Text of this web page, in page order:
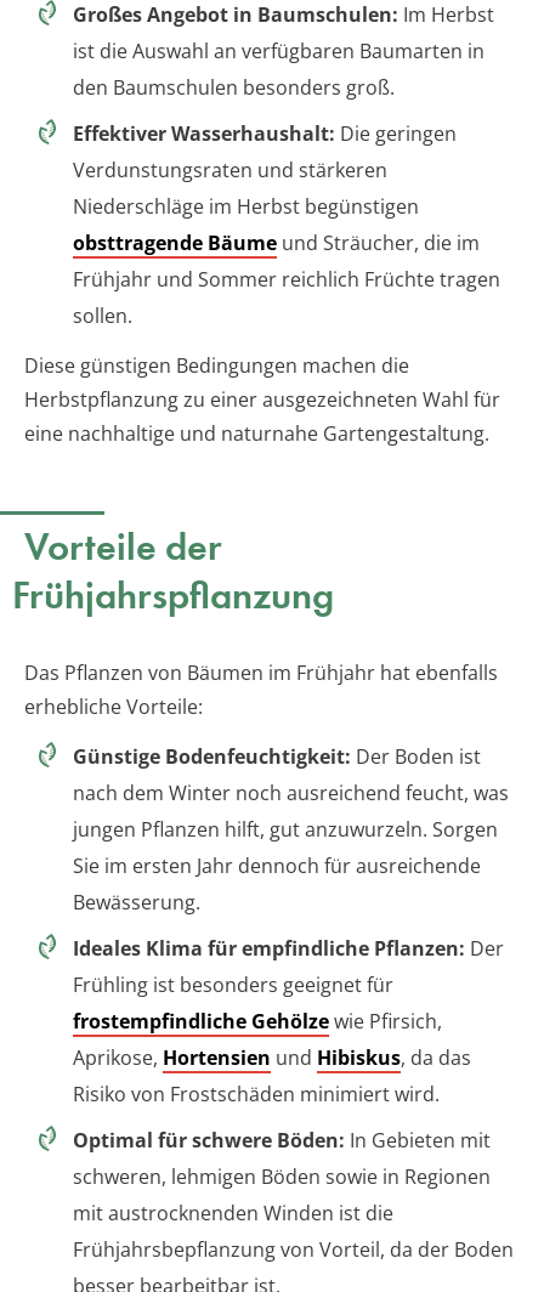
Großes Angebot in Baumschulen: Im Herbst
ist die Auswahl an verfügbaren Baumarten in
den Baumschulen besonders groß.
Effektiver Wasserhaushalt: Die geringen
Verdunstungsraten und stärkeren
Niederschläge im Herbst begünstigen
obsttragende Bäume und Sträucher, die im
Frühjahr und Sommer reichlich Früchte tragen
sollen.
Diese günstigen Bedingungen machen die
Herbstpflanzung zu einer ausgezeichneten Wahl für
eine nachhaltige und naturnahe Gartengestaltung.
Vorteile der
Frühjahrspflanzung
Das Pflanzen von Bäumen im Frühjahr hat ebenfalls
erhebliche Vorteile:
Günstige Bodenfeuchtigkeit: Der Boden ist
nach dem Winter noch ausreichend feucht, was
jungen Pflanzen hilft, gut anzuwurzeln. Sorgen
Sie im ersten Jahr dennoch für ausreichende
Bewässerung.
Ideales Klima für empfindliche Pflanzen: Der
Frühling ist besonders geeignet für
frostempfindliche Gehölzewie Pfirsich,
Aprikose, Hortensien und Hibiskus, da das
Risiko von Frostschäden minimiert wird.
Optimal für schwere Böden: In Gebieten mit
schweren, lehmigen Böden sowie in Regionen
mit austrocknenden Winden ist die
Frühjahrsbepflanzung von Vorteil, da der Boden
besser bearbeitbar ist.